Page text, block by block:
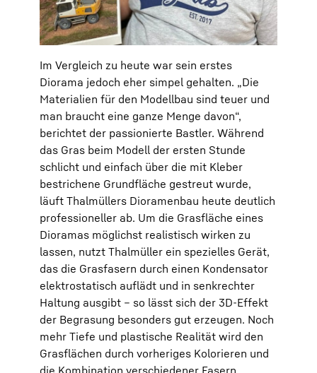
Im Vergleich zu heute war sein erstes
Diorama jedoch eher simpel gehalten. „Die
Materialien für den Modellbau sind teuer und
man braucht eine ganze Menge davon“,
berichtet der passionierte Bastler. Während
das Gras beim Modell der ersten Stunde
schlicht und einfach über die mit Kleber
bestrichene Grundfläche gestreut wurde,
läuft Thalmüllers Dioramenbau heute deutlich
professioneller ab. Um die Grasfläche eines
Dioramas möglichst realistisch wirken zu
lassen, nutzt Thalmüller ein spezielles Gerät,
das die Grasfasern durch einen Kondensator
elektrostatisch auflädt und in senkrechter
Haltung ausgibt – so lässt sich der 3D-Effekt
der Begrasung besonders gut erzeugen. Noch
mehr Tiefe und plastische Realität wird den
Grasflächen durch vorheriges Kolorieren und
die Kombination verschiedener Fasern